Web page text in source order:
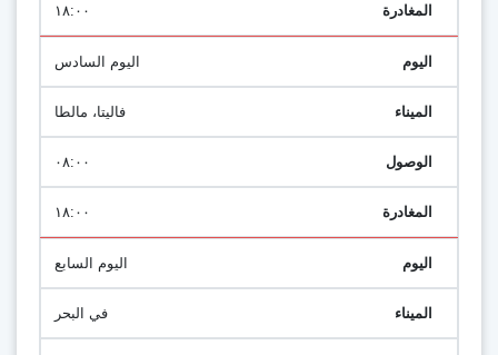
١٨:٠٠
اليوم السادس
فاليتا، مالطا
٠٨:٠٠
١٨:٠٠
اليوم السابع
في البحر